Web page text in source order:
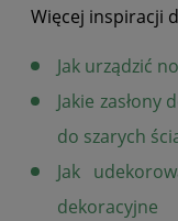
Więcej inspiracji
Jak urządzić
Jakie zasłony
do szarych
Jak
dekoracyjne